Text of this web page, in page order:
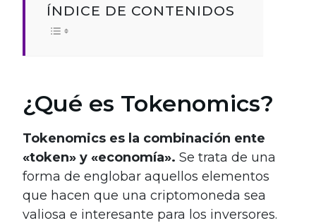
ÍNDICE DE CONTENIDOS
¿Qué es Tokenomics?
Tokenomics es la combinación ente
«token» y «economía». Se trata de una
forma de englobar aquellos elementos
que hacen que una criptomoneda sea
valiosa e interesante para los inversores.